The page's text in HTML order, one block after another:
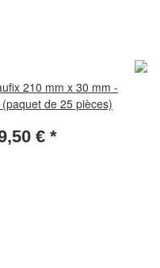
210 mm x 30 mm -
de 25 pièces)
€ *